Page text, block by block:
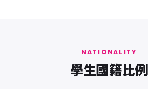
NATIONALITY
學生國籍比例